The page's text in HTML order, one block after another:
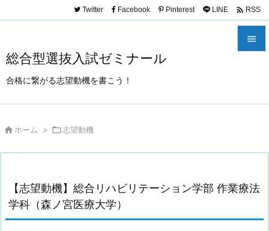
_x000D_ _x000D_ _x000D_ _x000D_ _x000D_
_x000D_ _x000D_ _x000D_ _x000D_
総合型選抜入試ゼミナール
合格に繋がる志望動機を書こう！

サイド


Twitter Facebook Pinterest LINE  RSS
 ホーム > 志望動機
【志望動機】総合リハビリテーション学部 作業療法
学科（森ノ宮医療大学）